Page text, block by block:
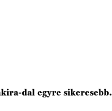
dal egyre sikeresebb.